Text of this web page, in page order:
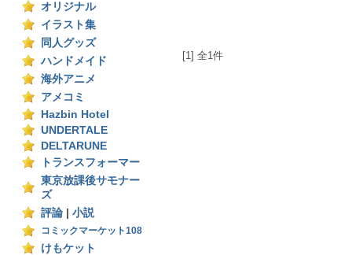
オリジナル
イラスト集
同人グッズ
ハンドメイド
海外アニメ
アメコミ
Hazbin Hotel
UNDERTALE
DELTARUNE
トランスフォーマー
東京放課後サモナー
ズ
評論
小説
コミックマーケット108
けもケット
[1] 全1件